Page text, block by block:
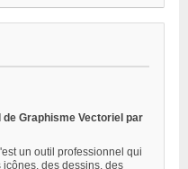
Graphisme Vectoriel par
un outil professionnel qui
des dessins, des